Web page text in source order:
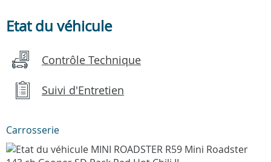
Etat du véhicule
Contrôle Technique
Suivi d'Entretien
Carrosserie